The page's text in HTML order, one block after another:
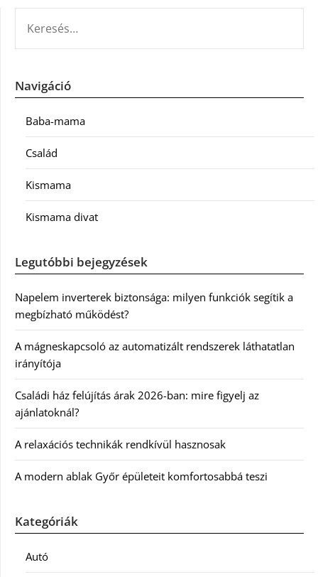
Navigáció
Baba-mama
Család
Kismama
Kismama divat
Legutóbbi bejegyzések
Napelem inverterek biztonsága: milyen funkciók segítik a
megbízható működést?
A mágneskapcsoló az automatizált rendszerek láthatatlan
irányítója
Családi ház felújítás árak 2026-ban: mire figyelj az
ajánlatoknál?
A relaxációs technikák rendkívül hasznosak
A modern ablak Győr épületeit komfortosabbá teszi
Kategóriák
Autó